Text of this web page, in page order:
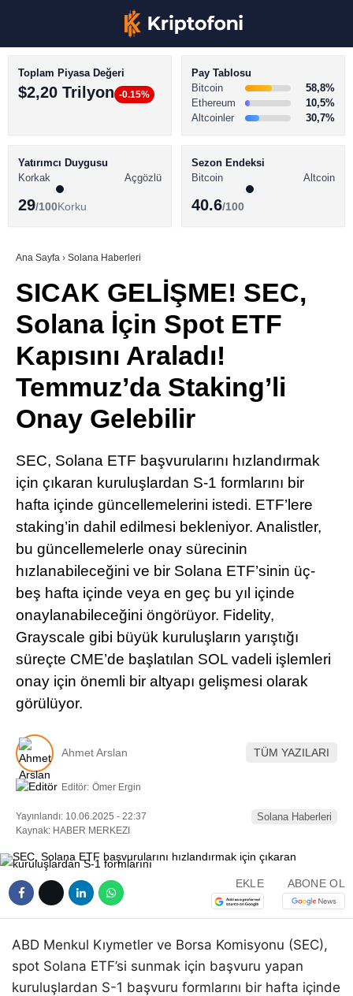
Youtube
TikTok
Telegram
BİTCOİN HABERLERİ
ALTCOİN HABERLERİ
SÖZLÜK
Toplam Piyasa Değeri
$2,20 Trilyon -0.15%
Pay Tablosu
Bitcoin
58,8%
Ethereum
10,5%
Altcoinler
30,7%
Yatırımcı Duygusu
Korkak
Açgözlü
29/100Korku
Sezon Endeksi
Bitcoin
Altcoin
40.6/100
Ana Sayfa › Solana Haberleri
SICAK GELİŞME! SEC,
Solana İçin Spot ETF
Kapısını Araladı!
Temmuz’da Staking’li
Onay Gelebilir
SEC, Solana ETF başvurularını hızlandırmak
için çıkaran kuruluşlardan S-1 formlarını bir
hafta içinde güncellemelerini istedi. ETF’lere
staking’in dahil edilmesi bekleniyor. Analistler,
bu güncellemelerle onay sürecinin
hızlanabileceğini ve bir Solana ETF’sinin üç-
beş hafta içinde veya en geç bu yıl içinde
onaylanabileceğini öngörüyor. Fidelity,
Grayscale gibi büyük kuruluşların yarıştığı
süreçte CME’de başlatılan SOL vadeli işlemleri
onay için önemli bir altyapı gelişmesi olarak
görülüyor.
Ahmet Arslan TÜM YAZILARI
Editör: Ömer Ergin
Yayınlandı: 10.06.2025 - 22:37
Kaynak: HABER MERKEZI
Solana Haberleri
EKLE ABONE OL
ABD Menkul Kıymetler ve Borsa Komisyonu (SEC),
spot Solana ETF’si sunmak için başvuru yapan
kuruluşlardan S-1 başvuru formlarını bir hafta içinde